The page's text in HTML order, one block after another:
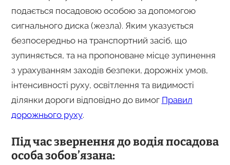
подається посадовою особою за допомогою
сигнального диска (жезла). Яким указується
безпосередньо на транспортний засіб, що
зупиняється, та на пропоноване місце зупинення
з урахуванням заходів безпеки, дорожніх умов,
інтенсивності руху, освітлення та видимості
ділянки дороги відповідно до вимог Правил
дорожнього руху.
Під час звернення до водія посадова
особа зобов’язана: